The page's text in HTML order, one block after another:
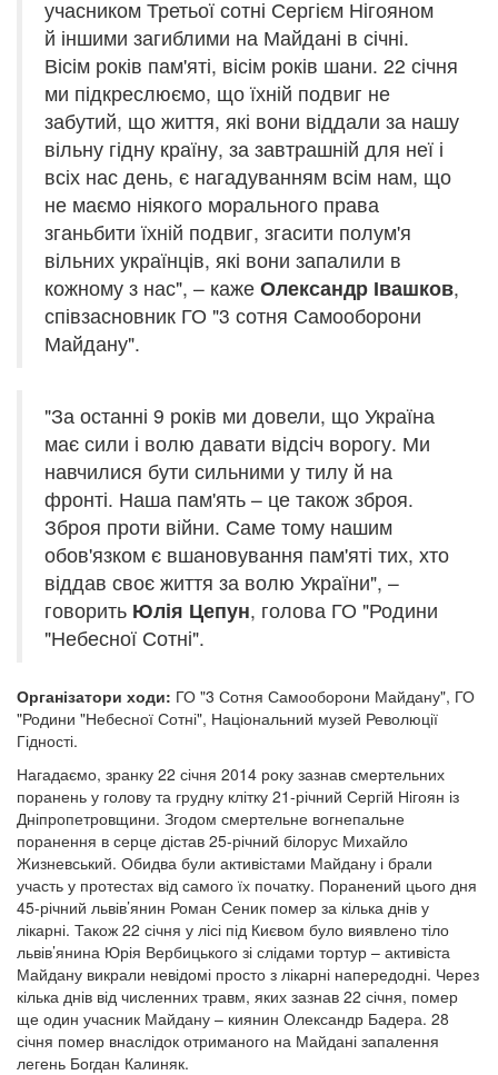
учасником Третьої сотні Сергієм Нігояном
й іншими загиблими на Майдані в січні.
Вісім років пам'яті, вісім років шани. 22 січня
ми підкреслюємо, що їхній подвиг не
забутий, що життя, які вони віддали за нашу
вільну гідну країну, за завтрашній для неї і
всіх нас день, є нагадуванням всім нам, що
не маємо ніякого морального права
зганьбити їхній подвиг, згасити полум'я
вільних українців, які вони запалили в
кожному з нас", – каже Олександр Івашков,
співзасновник ГО "3 сотня Самооборони
Майдану".
"За останні 9 років ми довели, що Україна
має сили і волю давати відсіч ворогу. Ми
навчилися бути сильними у тилу й на
фронті. Наша пам'ять – це також зброя.
Зброя проти війни. Саме тому нашим
обов'язком є вшановування пам'яті тих, хто
віддав своє життя за волю України", –
говорить Юлія Цепун, голова ГО "Родини
"Небесної Сотні".
Організатори ходи: ГО "3 Сотня Самооборони Майдану", ГО
"Родини "Небесної Сотні", Національний музей Революції
Гідності.
Нагадаємо, зранку 22 січня 2014 року зазнав смертельних
поранень у голову та грудну клітку 21-річний Сергій Нігоян із
Дніпропетровщини. Згодом смертельне вогнепальне
поранення в серце дістав 25-річний білорус Михайло
Жизневський. Обидва були активістами Майдану і брали
участь у протестах від самого їх початку. Поранений цього дня
45-річний львів’янин Роман Сеник помер за кілька днів у
лікарні. Також 22 січня у лісі під Києвом було виявлено тіло
львів’янина Юрія Вербицького зі слідами тортур – активіста
Майдану викрали невідомі просто з лікарні напередодні. Через
кілька днів від численних травм, яких зазнав 22 січня, помер
ще один учасник Майдану – киянин Олександр Бадера. 28
січня помер внаслідок отриманого на Майдані запалення
легень Богдан Калиняк.